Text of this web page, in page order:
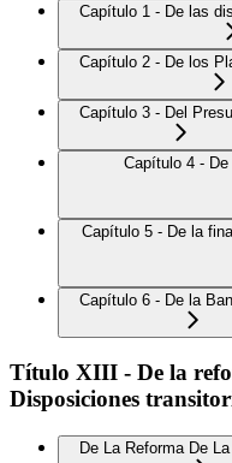
Capítulo 1 - De las
Capítulo 2 - De los
Capítulo 3 - Del
Capítulo 4 -
Capítulo 5 - De la
Capítulo 6 - De la
Título XIII - De la
Disposiciones
De La Reforma De